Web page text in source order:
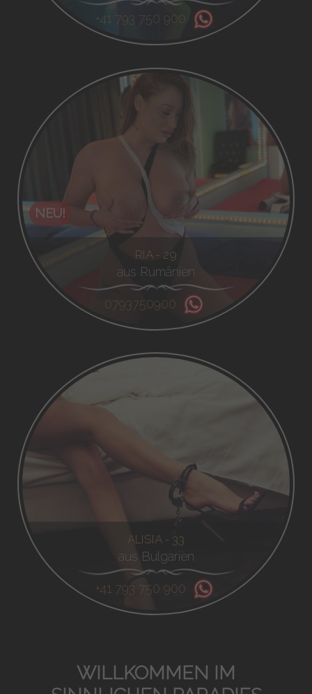
+41 793 750 900
NEU!
RIA - 29
aus Rumänien
0793750900
ALISIA - 33
aus Bulgarien
+41 793 750 900
WILLKOMMEN IM